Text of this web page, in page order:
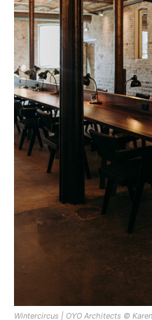
Wintercircus | OYO Architects ©